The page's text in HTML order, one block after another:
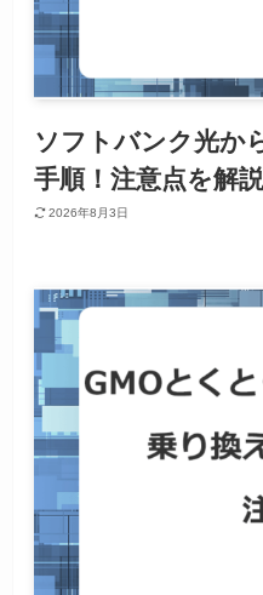
ソフトバンク光か
手順！注意点を解説
2026年8月3日